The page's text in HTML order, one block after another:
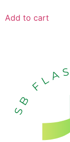
Add to cart